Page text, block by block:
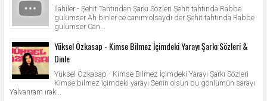
İlahiler - Şehit Tahtından Şarkı Sözleri Şehit tahtında Rabbe
gülümser Ah binler ce canım olsaydı der Şehit tahtında Rabbe
gülümser Can...
Yüksel Özkasap - Kimse Bilmez İçimdeki Yarayı Şarkı Sözleri &
Dinle
Yüksel Özkasap - Kimse Bilmez İçimdeki Yarayı Şarkı Sözleri
Kimse bilmez içimdeki yarayı Senin olsun bu gönlümün sarayı
Yalvarıram ırak...